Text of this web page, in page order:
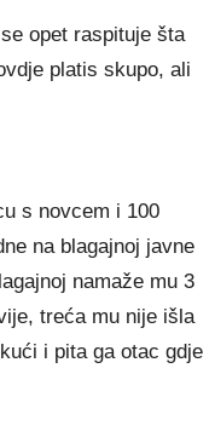
opet raspituje šta
platis skupo, ali
s novcem i 100
na blagajnoj javne
namaže mu 3
treća mu nije išla
i pita ga otac gdje